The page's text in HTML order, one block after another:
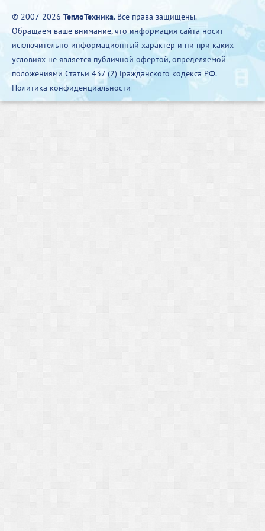
© 2007-2026 ТеплоТехника. Все права защищены.
Обращаем ваше внимание, что информация сайта носит
исключительно информационный характер и ни при каких
условиях не является публичной офертой, определяемой
положениями Статьи 437 (2) Гражданского кодекса РФ.
Политика конфиденциальности